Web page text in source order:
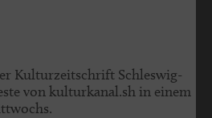
Kulturzeitschrift Schleswig-
von kulturkanal.sh in einem